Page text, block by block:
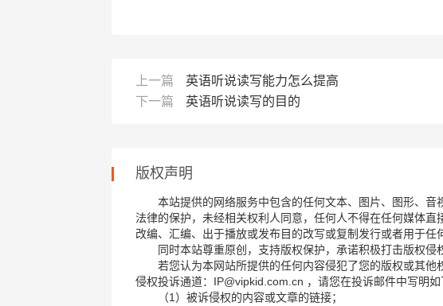
上一篇
英语听说读写能力怎么提高
下一篇
英语听说读写的目的
版权声明
本站提供的网络服务中包含的任何文本、图片、图形、
法律的保护，未经相关权利人同意，任何人不得在任何媒体直
改编、汇编、出于播放或发布目的改写或复制发行或者用于任
同时本站尊重原创，支持版权保护，承诺积极打击版权侵
若您认为本网站所提供的任何内容侵犯了您的版权或其他
侵权投诉通道：IP@vipkid.com.cn ，请您在投诉邮件中写明如
（1）被诉侵权的内容或文章的链接；